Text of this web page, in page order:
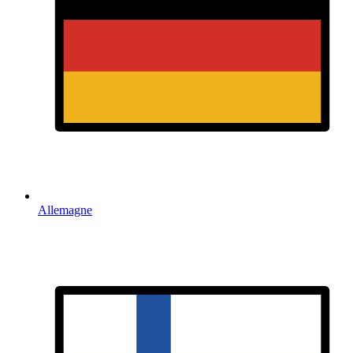
Allemagne